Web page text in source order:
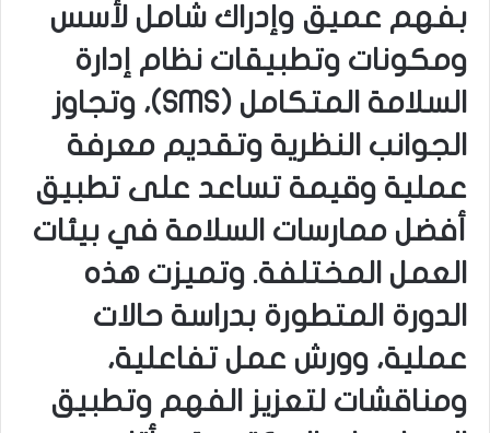
بفهم عميق وإدراك شامل لأسس
ومكونات وتطبيقات نظام إدارة
السلامة المتكامل (SMS)، وتجاوز
الجوانب النظرية وتقديم معرفة
عملية وقيمة تساعد على تطبيق
أفضل ممارسات السلامة في بيئات
العمل المختلفة. وتميزت هذه
الدورة المتطورة بدراسة حالات
عملية، وورش عمل تفاعلية،
ومناقشات لتعزيز الفهم وتطبيق